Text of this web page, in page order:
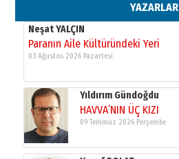
YAZARLAR
11 Mayıs 2026 Pazartesi
Neşat YALÇIN
Paranın Aile Kültüründeki Yeri
03 Ağustos 2026 Pazartesi
Yıldırım Gündoğdu
HAVVA’NIN ÜÇ KIZI
09 Temmuz 2026 Perşembe